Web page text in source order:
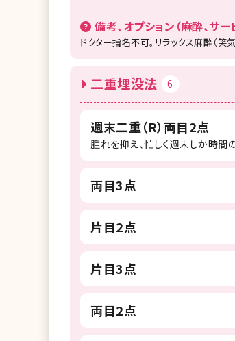
備考、オプション（麻酔、サー
ドクター指名不可。リラックス麻酔（
二重埋没法 6
週末二重（R）両目2点
腫れを抑え、忙しく週末しか時間
両目3点
片目2点
片目3点
両目2点